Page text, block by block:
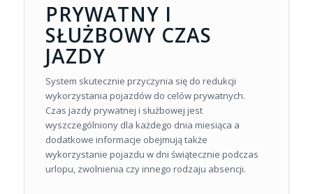
PRYWATNY I
SŁUŻBOWY CZAS
JAZDY
System skutecznie przyczynia się do redukcji
wykorzystania pojazdów do celów prywatnych.
Czas jazdy prywatnej i służbowej jest
wyszczególniony dla każdego dnia miesiąca a
dodatkowe informacje obejmują także
wykorzystanie pojazdu w dni świątecznie podczas
urlopu, zwolnienia czy innego rodzaju absencji.